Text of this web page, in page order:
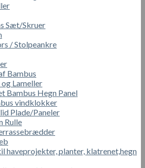
Sæt/Skruer
/ Stolpeankre
Bambus
Lameller
Bambus Hegn Panel
vindklokker
Plade/Paneler
Rulle
haveprojekter, planter, klatrenet,hegn